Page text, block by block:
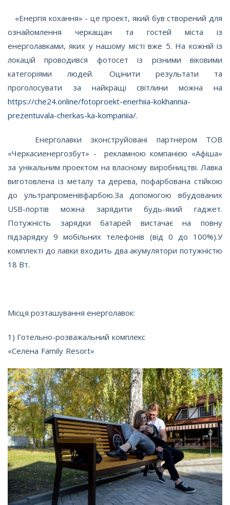
«Енергія кохання» - це проект, який був створений для
ознайомлення черкащан та гостей міста із
енерголавками, яких у нашому місті вже 5. На кожній із
локацій проводився фотосет із різними віковими
категоріями людей. Оцінити результати та
проголосувати за найкращі світлини можна на
https://che24.online/fotoproekt-enerhiia-kokhannia-
prezentuvala-cherkas-ka-kompaniia/.
Енерголавки зконструйовані партнером ТОВ
«Черкасиенергозбут» - рекламною компанією «Афіша»
за унікальним проектом на власному виробництві. Лавка
виготовлена із металу та дерева, пофарбована стійкою
до ультрапроменівфарбою.За допомогою вбудованих
USB-портів можна зарядити будь-який гаджет.
Потужність зарядки батарей вистачає на повну
підзарядку 9 мобільних телефонів (від 0 до 100%).У
комплекті до лавки входить два акумулятори потужністю
18 Вт.
Місця розташування енерголавок:
1) Готельно-розважальний комплекс
«Селена Family Resort»